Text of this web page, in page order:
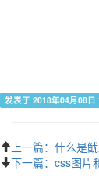
发表于 2018年04月08日
上一篇：什么是
下一篇：css图片